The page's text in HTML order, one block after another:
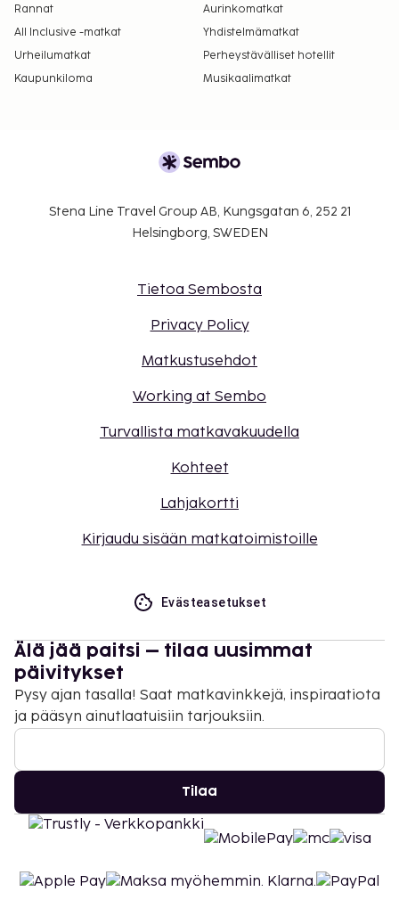
Rannat
Aurinkomatkat
All Inclusive -matkat
Yhdistelmämatkat
Urheilumatkat
Perheystävälliset hotellit
Kaupunkiloma
Musikaalimatkat
Stena Line Travel Group AB, Kungsgatan 6, 252 21
Helsingborg, SWEDEN
Tietoa Sembosta
Privacy Policy
Matkustusehdot
Working at Sembo
Turvallista matkavakuudella
Kohteet
Lahjakortti
Kirjaudu sisään matkatoimistoille
Evästeasetukset
Älä jää paitsi – tilaa uusimmat
päivitykset
Pysy ajan tasalla! Saat matkavinkkejä, inspiraatiota
ja pääsyn ainutlaatuisiin tarjouksiin.
Tilaa